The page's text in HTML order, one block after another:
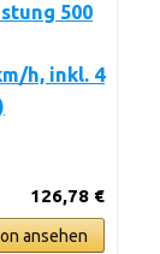
500
h, inkl. 4
126,78 €
ansehen